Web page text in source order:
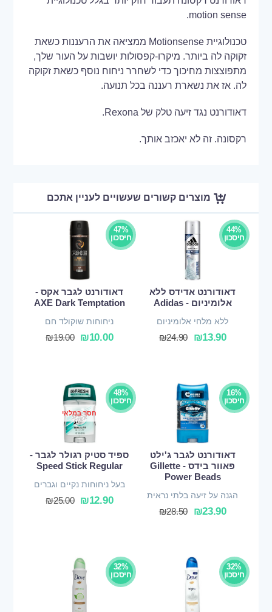
motion sense.
טכנולוגיית Motionsense ממציאה את הרעננות כשאת
זקוקה לה ביותר. מיקרו-קפסולות יושבות על העור שלך,
מתפוצצות מחיכוך כדי לשחרר ניחוח נוסף כשאת זקוקה
לה. אז את נשארת רעננה בכל תנועה.
דאודורנט נגד זיעה טלק של Rexona.
רקסונה. זה לא יאכזב אותך.
מוצרים קשורים שעשויים לעניין אתכם
44%
חיסכון
דאודורנט אדידס ללא
אלומיניום - Adidas
ללא מלחי אלומיניום
₪13.90
₪24.90
47%
חיסכון
דאודורנט לגבר אקס -
AXE Dark Temptation
ניחוחות שוקולד חם
₪10.00
₪19.00
16%
חיסכון
דאודורנט לגבר ג'ילט
פאוור בידס - Gillette
Power Beads
הגנה על זיעה בלתי נראית
₪23.90
₪28.50
48%
חיסכון
חסר במלאי
ספיד סטיק רגולר לגבר -
Speed Stick Regular
בעל ניחוחות נקיים וגברים
₪12.90
₪25.00
32%
חיסכון
32%
חיסכון